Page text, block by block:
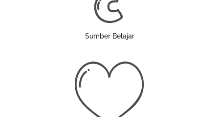
Sumber Belajar